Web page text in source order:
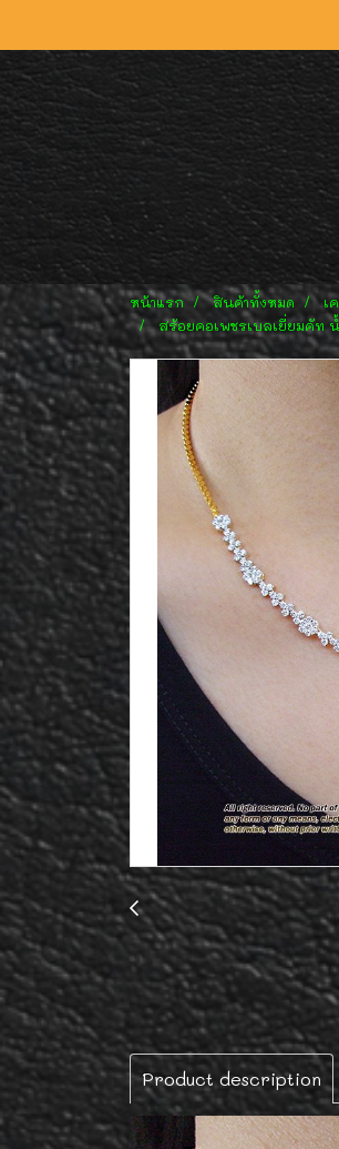
หน้าแรก สินค้าทั้งหมด เ
สร้อยคอเพชรเบลเยี่ยมคัท
Product description